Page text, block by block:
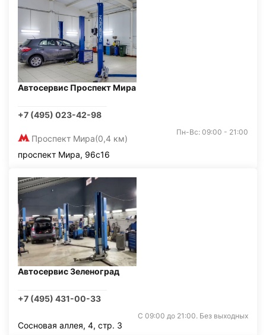
Автосервис Проспект Мира
+7 (495) 023-42-98
Проспект Мира(0,4 км)
Пн-Вс: 09:00 - 21:00
проспект Мира, 96с16
Автосервис Зеленоград
+7 (495) 431-00-33
С 09:00 до 21:00. Без выходных
Сосновая аллея, 4, стр. 3